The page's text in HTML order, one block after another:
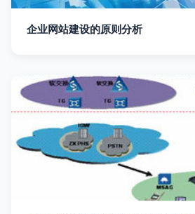
企业网站建设的原则分析